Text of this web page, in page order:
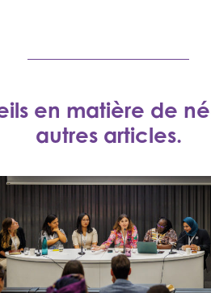
en matière de
autres articles.